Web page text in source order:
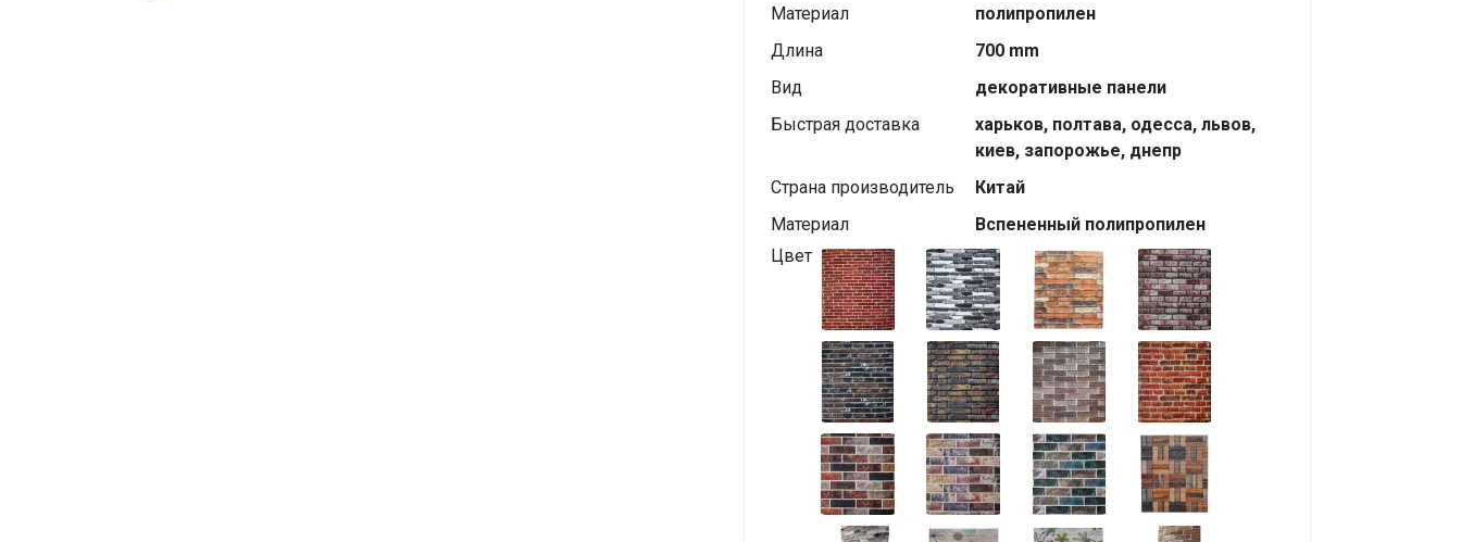
Материал
полипропилен
Длина
700 mm
Вид
декоративные панели
Быстрая доставка
харьков, полтава, одесса, львов,
киев, запорожье, днепр
Страна производитель
Китай
Материал
Вспененный полипропилен
Цвет